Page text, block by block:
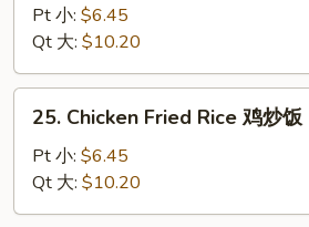
Pork
Fried
Rice
叉
Pt 小: $6.45
Qt 大: $10.20
Chicken
Fried
Rice
鸡
25. Chicken Fried Rice 鸡炒饭
Pt 小: $6.45
Qt 大: $10.20